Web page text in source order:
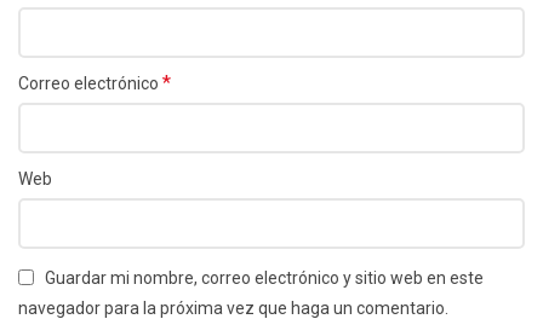
Correo electrónico *
Web
Guardar mi nombre, correo electrónico y sitio web en este
navegador para la próxima vez que haga un comentario.